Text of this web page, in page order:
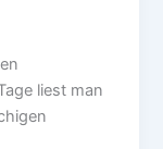
liest man